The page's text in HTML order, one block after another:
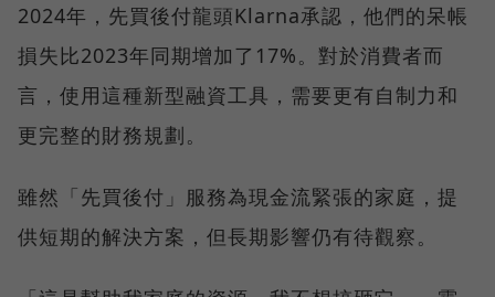
2024年，先買後付龍頭Klarna承認，他們的呆帳
損失比2023年同期增加了17%。對於消費者而
言，使用這種新型融資工具，需要更有自制力和
更完整的財務規劃。
雖然「先買後付」服務為現金流緊張的家庭，提
供短期的解決方案，但長期影響仍有待觀察。